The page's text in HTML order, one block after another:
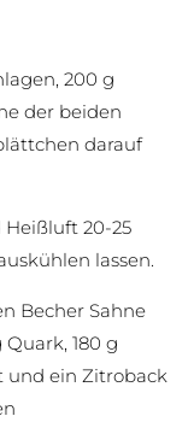
200 g
der beiden
darauf
Heißluft 20-25
lassen.
Becher Sahne
180 g
und ein Zitroback